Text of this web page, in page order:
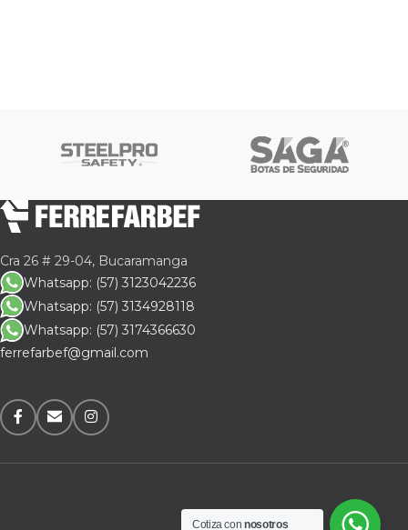
Cra 26 # 29-04, Bucaramanga
Whatsapp: (57) 3123042236
Whatsapp: (57) 3134928118
Whatsapp: (57) 3174366630
ferrefarbef@gmail.com
Cotiza connosotros